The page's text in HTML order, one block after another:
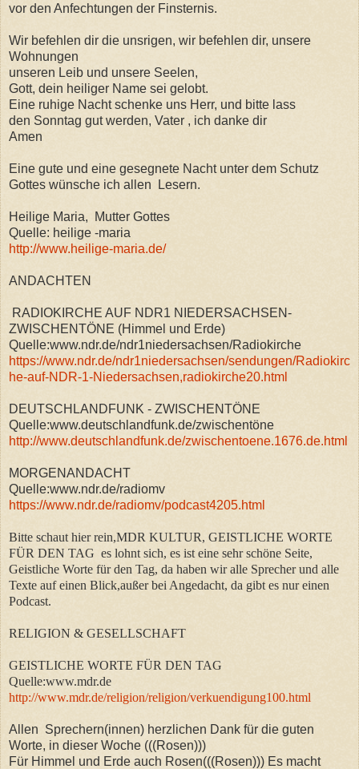
vor den Anfechtungen der Finsternis.
Wir befehlen dir die unsrigen, wir befehlen dir, unsere
Wohnungen
unseren Leib und unsere Seelen,
Gott, dein heiliger Name sei gelobt.
Eine ruhige Nacht schenke uns Herr, und bitte lass
den Sonntag gut werden, Vater , ich danke dir
Amen
Eine gute und eine gesegnete Nacht unter dem Schutz
Gottes wünsche ich allen Lesern.
Heilige Maria, Mutter Gottes
Quelle: heilige -maria
http://www.heilige-maria.de/
ANDACHTEN
RADIOKIRCHE AUF NDR1 NIEDERSACHSEN-
ZWISCHENTÖNE (Himmel und Erde)
Quelle:www.ndr.de/ndr1niedersachsen/Radiokirche
https://www.ndr.de/ndr1niedersachsen/sendungen/Radiokirc
he-auf-NDR-1-Niedersachsen,radiokirche20.html
DEUTSCHLANDFUNK - ZWISCHENTÖNE
Quelle:www.deutschlandfunk.de/zwischentöne
http://www.deutschlandfunk.de/zwischentoene.1676.de.html
MORGENANDACHT
Quelle:www.ndr.de/radiomv
https://www.ndr.de/radiomv/podcast4205.html
Bitte schaut hier rein,MDR KULTUR, GEISTLICHE WORTE
FÜR DEN TAG es lohnt sich, es ist eine sehr schöne Seite,
Geistliche Worte für den Tag, da haben wir alle Sprecher und alle
Texte auf einen Blick,außer bei Angedacht, da gibt es nur einen
Podcast.
RELIGION & GESELLSCHAFT
GEISTLICHE WORTE FÜR DEN TAG
Quelle:www.mdr.de
http://www.mdr.de/religion/religion/verkuendigung100.html
Allen Sprechern(innen) herzlichen Dank für die guten
Worte, in dieser Woche (((Rosen)))
Für Himmel und Erde auch Rosen(((Rosen))) Es macht